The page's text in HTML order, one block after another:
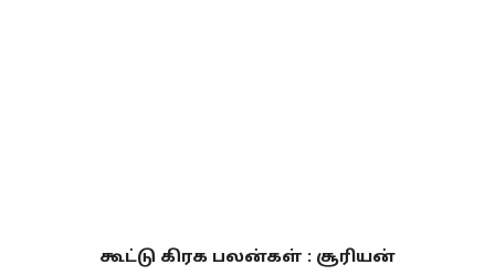
கூட்டு கிரக பலன்கள் : சூரியன்